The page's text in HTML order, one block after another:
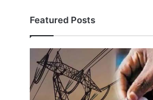
Featured Posts
घर
पहुंचे
बिजली